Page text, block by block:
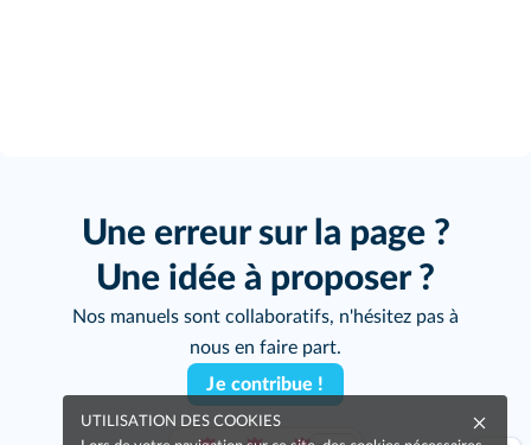
Une erreur sur la page ?
Une idée à proposer ?
Nos manuels sont collaboratifs, n'hésitez pas à
nous en faire part.
Je contribue !
UTILISATION DES COOKIES